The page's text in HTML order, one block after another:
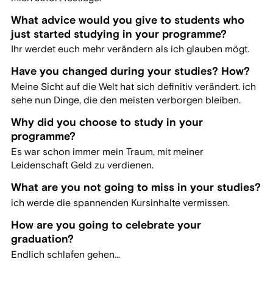
What advice would you give to students who
just started studying in your programme?
Ihr werdet euch mehr verändern als ich glauben mögt.
Have you changed during your studies? How?
Meine Sicht auf die Welt hat sich definitiv verändert. ich
sehe nun Dinge, die den meisten verborgen bleiben.
Why did you choose to study in your
programme?
Es war schon immer mein Traum, mit meiner
Leidenschaft Geld zu verdienen.
What are you not going to miss in your studies?
ich werde die spannenden Kursinhalte vermissen.
How are you going to celebrate your
graduation?
Endlich schlafen gehen...